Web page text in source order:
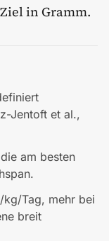
in Gramm.
Jentoft et al.,
am besten
kg/Tag, mehr bei
breit